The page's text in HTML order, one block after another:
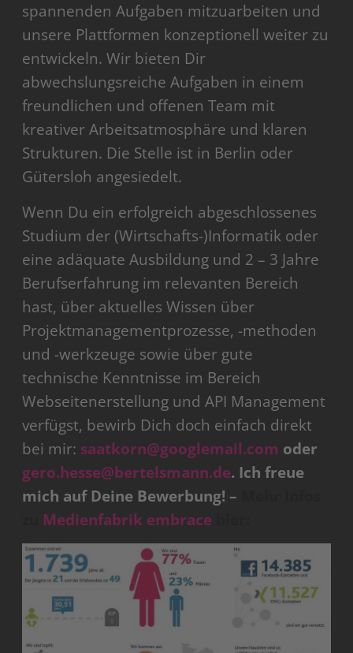
spannenden Aufgaben mitzuarbeiten und
unsere Plattformen konzeptionell weiter zu
entwickeln. Wir bieten Dir
abwechslungsreiche Aufgaben in einem
freundlichen und offenen Team mit
kreativer Arbeitsatmosphäre und klaren
Strukturen. Die Stelle ist in Berlin oder
Gütersloh angesiedelt.
Wenn Du ein erfolgreich abgeschlossenes
Studium der (Wirtschafts-)Informatik oder
eine adäquate Ausbildung und 2 – 3 Jahre
Berufserfahrung im relevanten Bereich
hast, über aktuelles Wissen über
Projektmanagementprozesse, -methoden
und -werkzeuge sowie über gute
technische Kenntnisse im Bereich
Webseitenerstellung und API Management
verfügst, bewirb Dich doch einfach direkt
bei mir: saatkorn@googlemail.com oder
gero.hesse@bertelsmann.de. Ich freue
mich auf Deine Bewerbung! –
Medienfabrik embrace